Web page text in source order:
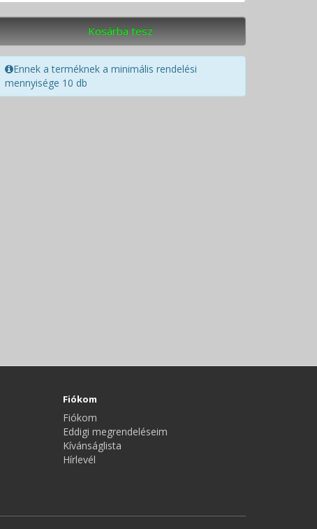
Kosárba tesz
Ennek a terméknek a minimális rendelési
mennyisége 10 db
Fiókom
Fiókom
Eddigi megrendeléseim
Kívánságlista
Hírlevél